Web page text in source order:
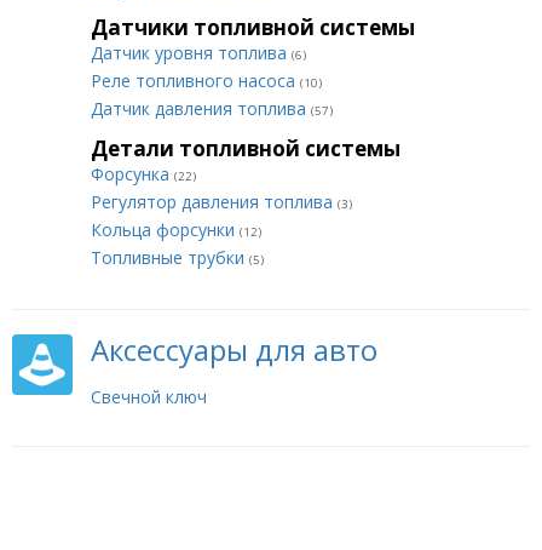
Датчики топливной системы
Датчик уровня топлива (6)
Реле топливного насоса (10)
Датчик давления топлива (57)
Детали топливной системы
Форсунка (22)
Регулятор давления топлива (3)
Кольца форсунки (12)
Топливные трубки (5)
Аксессуары для авто
Свечной ключ